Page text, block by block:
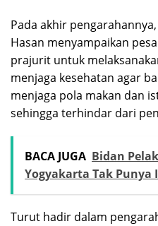
Pada akhir
Hasan menyampaikan
prajurit untuk
menjaga kesehatan agar
menjaga pola makan dan
sehingga terhindar dari
BACA JUGA Bidan
Yogyakarta Tak Punya
Turut hadir dalam